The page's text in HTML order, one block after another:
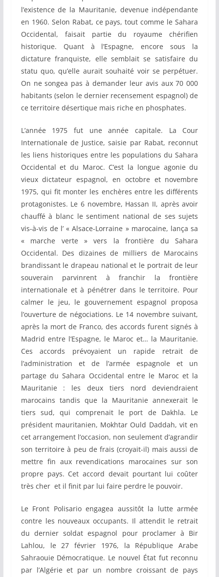
l’existence de la Mauritanie, devenue indépendante
en 1960. Selon Rabat, ce pays, tout comme le Sahara
Occidental, faisait partie du royaume chérifien
historique. Quant à l’Espagne, encore sous la
dictature franquiste, elle semblait se satisfaire du
statu quo, qu’elle aurait souhaité voir se perpétuer.
On ne songea pas à demander leur avis aux 70 000
habitants (selon le dernier recensement espagnol) de
ce territoire désertique mais riche en phosphates.
L’année 1975 fut une année capitale. La Cour
Internationale de Justice, saisie par Rabat, reconnut
les liens historiques entre les populations du Sahara
Occidental et du Maroc. C’est la longue agonie du
vieux dictateur espagnol, en octobre et novembre
1975, qui fit monter les enchères entre les différents
protagonistes. Le 6 novembre, Hassan II, après avoir
chauffé à blanc le sentiment national de ses sujets
vis-à-vis de l’ « Alsace-Lorraine » marocaine, lança sa
« marche verte » vers la frontière du Sahara
Occidental. Des dizaines de milliers de Marocains
brandissant le drapeau national et le portrait de leur
souverain parvinrent à franchir la frontière
internationale et à pénétrer dans le territoire. Pour
calmer le jeu, le gouvernement espagnol proposa
l’ouverture de négociations. Le 14 novembre suivant,
après la mort de Franco, des accords furent signés à
Madrid entre l’Espagne, le Maroc et… la Mauritanie.
Ces accords prévoyaient un rapide retrait de
l’administration et de l’armée espagnole et un
partage du Sahara Occidental entre le Maroc et la
Mauritanie : les deux tiers nord deviendraient
marocains tandis que la Mauritanie annexerait le
tiers sud, qui comprenait le port de Dakhla. Le
président mauritanien, Mokhtar Ould Daddah, vit en
cet arrangement l’occasion, non seulement d’agrandir
son territoire à peu de frais (croyait-il) mais aussi de
mettre fin aux revendications marocaines sur son
propre pays. Cet accord devait pourtant lui coûter
très cher et il finit par lui faire perdre le pouvoir.
Le Front Polisario engagea aussitôt la lutte armée
contre les nouveaux occupants. Il attendit le retrait
du dernier soldat espagnol pour proclamer à Bir
Lahlou, le 27 février 1976, la République Arabe
Sahraouie Démocratique. Le nouvel État fut reconnu
par l’Algérie et par un nombre croissant de pays